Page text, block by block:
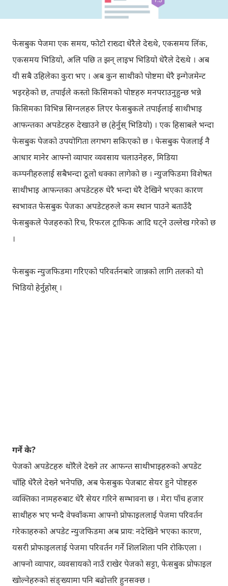
फेसबुक पेजमा एक समय, फोटो राख्दा धेरैले देख्थे, एकसमय लिंक,
एकसमय भिडियो, अलि पछि त झन् लाइभ भिडियो धेरैले देख्थे । अब
यी सबै उहिलेका कुरा भए । अब कुन साथीको पोष्टमा धेरै इन्गेजमेन्ट
भइरहेको छ, तपाईले कस्तो किसिमको पोष्टहरु मनपराउनुहुन्छ भन्ने
किसिमका विभिन्न सिग्नलहरु लिएर फेसबुकले तपाईलाई साथीभाइ
आफन्तका अपडेटहरु देखाउने छ (हेर्नुस् भिडियो) । एक हिसाबले भन्दा
फेसबुक पेजको उपयोगिता लगभग सकिएको छ । फेसबुक पेजलाई नै
आधार मानेर आफ्नो व्यापार व्यवसाय चलाउनेहरु, मिडिया
कम्पनीहरुलाई सबैभन्दा ठूलो धक्का लागेको छ । न्युजफिडमा विशेषत
साथीभाइ आफन्तका अपडेटहरु धेरै भन्दा धेरै देखिने भएका कारण
स्वभावत फेसबुक पेजका अपडेटहरुले कम स्थान पाउने बताउँदै
फेसबुकले पेजहरुको रिच, रिफरल ट्राफिक आदि घट्ने उल्लेख गरेको छ
।
फेसबुक न्युजफिडमा गरिएको परिवर्तनबारे जान्नको लागि तलको यो
भिडियो हेर्नुहोस् ।
गर्ने के?
पेजको अपडेटहरु थोरैले देख्ने तर आफन्त साथीभाइहरुको अपडेट
चाँहि धेरैले देख्ने भनेपछि, अब फेसबुक पेजबाट सेयर हुने पोष्टहरु
व्यक्तिका नामहरुबाट धेरै सेयर गरिने सम्भावना छ । मेरा पाँच हजार
साथीहरु भए भन्दै वेफ्वाँकमा आफ्नो प्रोफाइललाई पेजमा परिवर्तन
गरेकाहरुको अपडेट न्युजफिडमा अब प्राय: नदेखिने भएका कारण,
यसरी प्रोफाइललाई पेजमा परिवर्तन गर्ने शिलशिला पनि रोकिएला ।
आफ्नो व्यापार, व्यवसायको नाउँ राखेर पेजको सट्टा, फेसबुक प्रोफाइल
खोल्नेहरुको संङ्ख्यामा पनि बढोत्तरि हुनसक्छ ।